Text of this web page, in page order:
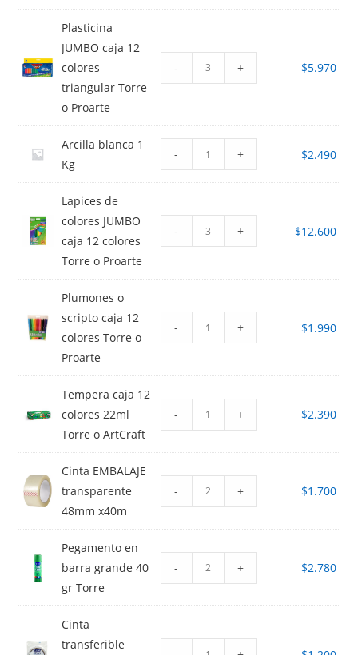
Plasticina
JUMBO caja 12
colores
triangular Torre
o Proarte
- + $5.970
Arcilla blanca 1
Kg
- + $2.490
Lapices de
colores JUMBO
caja 12 colores
Torre o Proarte
- + $12.600
Plumones o
scripto caja 12
colores Torre o
Proarte
- + $1.990
Tempera caja 12
colores 22ml
Torre o ArtCraft
- + $2.390
Cinta EMBALAJE
transparente
48mm x40m
- + $1.700
Pegamento en
barra grande 40
gr Torre
- + $2.780
Cinta
transferible